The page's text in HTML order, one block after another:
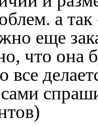
а
еще
что она
все